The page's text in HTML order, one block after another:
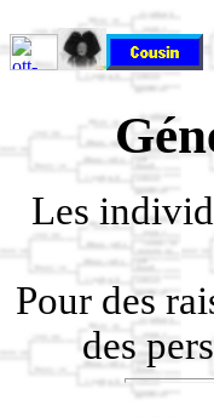
Les
Pour des
des